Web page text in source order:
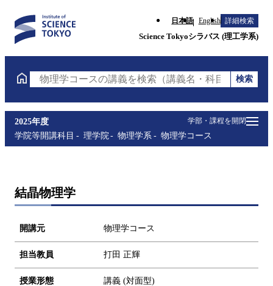
日本語 English 詳細検索
Science Tokyoシラバス (理工学系)
物理学コースの講義を検索（講義名・科目コード・担
検索
学部・課程を開閉
2025年度
学院等開講科目
理学院 物理学系 物理学コース
結晶物理学
開講元 物理学コース
担当教員 打田 正輝
授業形態 講義 (対面型)